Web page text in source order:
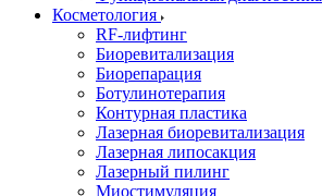
Косметология
RF-лифтинг
Биоревитализация
Биорепарация
Ботулинотерапия
Контурная пластика
Лазерная биоревитализация
Лазерная липосакция
Лазерный пилинг
Миостимуляция